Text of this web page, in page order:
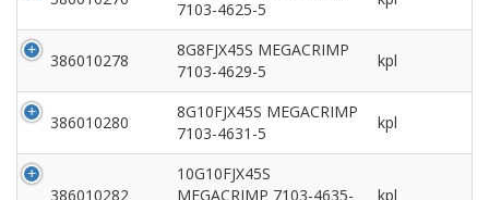
7103-4625-5
386010278
8G8FJX45S MEGACRIMP
7103-4629-5
kpl
386010280
8G10FJX45S MEGACRIMP
7103-4631-5
kpl
386010282
10G10FJX45S
MEGACRIMP 7103-4635-
kpl